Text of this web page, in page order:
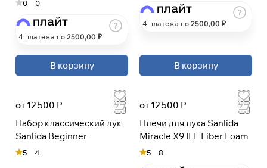
0 0
4 платежа по 2500,00 ₽
В корзину
4 платежа по 2500,00 ₽
В корзину
от 12 500 Р
Набор классический лук
Sanlida Beginner
5 4
от 12 500 Р
Плечи для лука Sanlida
Miracle X9 ILF Fiber Foam
5 8